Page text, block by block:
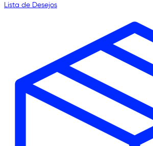
Lista de Desejos